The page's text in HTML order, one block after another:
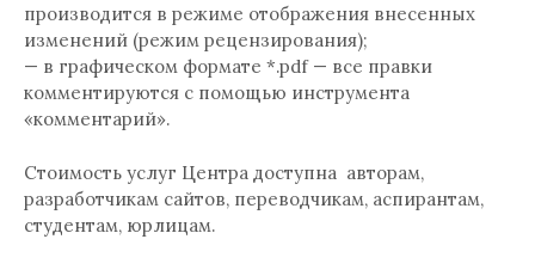
производится в режиме отображения внесенных
изменений (режим рецензирования);
— в графическом формате *.pdf — все правки
комментируются с помощью инструмента
«комментарий».
Стоимость услуг Центра доступна авторам,
разработчикам сайтов, переводчикам, аспирантам,
студентам, юрлицам.